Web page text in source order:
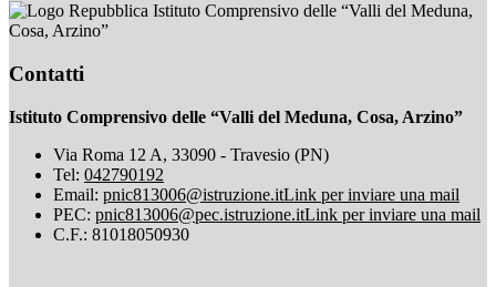
Istituto Comprensivo delle “Valli del Meduna,
Cosa, Arzino”
Contatti
Istituto Comprensivo delle “Valli del Meduna, Cosa, Arzino”
Via Roma 12 A, 33090 - Travesio (PN)
Tel: 042790192
Email: pnic813006@istruzione.itLink per inviare una mail
PEC: pnic813006@pec.istruzione.itLink per inviare una mail
C.F.: 81018050930